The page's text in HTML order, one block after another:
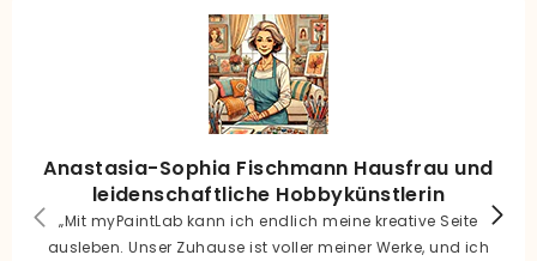
Anastasia-Sophia Fischmann Hausfrau und
leidenschaftliche Hobbykünstlerin
„Mit myPaintLab kann ich endlich meine kreative Seite
ausleben. Unser Zuhause ist voller meiner Werke, und ich